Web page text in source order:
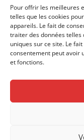
Pour offrir les meilleures
telles que les cookies
appareils. Le fait de
traiter des données telles
uniques sur ce site. Le
consentement peut avoir
et fonctions.